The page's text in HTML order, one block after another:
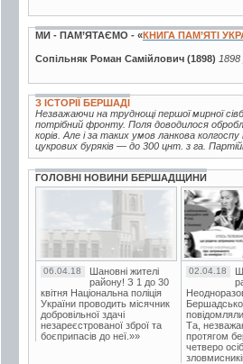
МИ - ПАМ’ЯТАЄМО - «КНИГА ПАМ’ЯТІ
Сопільняк Роман Самійлович (1898) 1898
З ІСТОРІЇ БЕРШАДІ
Незважаючи на труднощі першої мирної
потрібний фронту. Поля доводилося
корів. Але і за таких умов ланкова
цукрових буряків — до 300 цнт. з га.
ГОЛОВНІ НОВИНИ БЕРШАДЩИНИ
06.04.18
Шановні жителі
району! З 1 до 30
квітня Національна поліція
України проводить місячник
добровільної здачі
незареєстрованої зброї та
боєприпасів до неї.»»
02.04.18
Та,
протягом
четверо